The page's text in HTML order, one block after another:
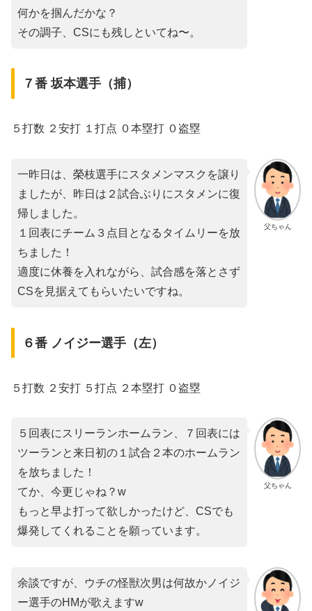
何かを掴んだかな？
その調子、CSにも残しといてね〜。
７番 坂本選手（捕）
５打数 ２安打 １打点 ０本塁打 ０盗塁
父ちゃん
一昨日は、榮枝選手にスタメンマスクを譲り
ましたが、昨日は２試合ぶりにスタメンに復
帰しました。
１回表にチーム３点目となるタイムリーを放
ちました！
適度に休養を入れながら、試合感を落とさず
CSを見据えてもらいたいですね。
６番 ノイジー選手（左）
５打数 ２安打 ５打点 ２本塁打 ０盗塁
父ちゃん
５回表にスリーランホームラン、７回表には
ツーランと来日初の１試合２本のホームラン
を放ちました！
てか、今更じゃね？w
もっと早よ打って欲しかったけど、CSでも
爆発してくれることを願っています。
余談ですが、ウチの怪獣次男は何故かノイジ
ー選手のHMが歌えますw